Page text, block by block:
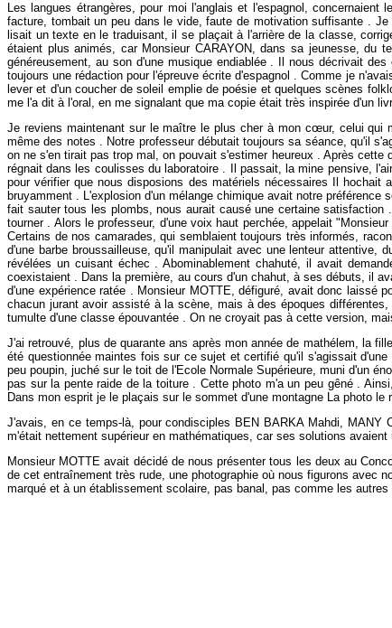
Les langues étrangères, pour moi l'anglais et l'espagnol,
facture, tombait un peu dans le vide, faute de motivation suffisante .
lisait un texte en le traduisant, il se plaçait à l'arrière de la classe,
étaient plus animés, car Monsieur CARAYON, dans sa jeunesse, du
généreusement, au son d'une musique endiablée . Il nous décrivait
toujours une rédaction pour l'épreuve écrite d'espagnol . Comme je
lever et d'un coucher de soleil emplie de poésie et quelques scènes
me l'a dit à l'oral, en me signalant que ma copie était très inspirée d'un
Je reviens maintenant sur le maître le plus cher à mon cœur, celui qui
même des notes . Notre professeur débutait toujours sa séance, qu'il
on ne s'en tirait pas trop mal, on pouvait s'estimer heureux . Après
régnait dans les coulisses du laboratoire . Il passait, la mine pensive,
pour vérifier que nous disposions des matériels nécessaires Il hochait
bruyamment . L'explosion d'un mélange chimique avait notre
fait sauter tous les plombs, nous aurait causé une certaine
tourner . Alors le professeur, d'une voix haut perchée, appelait
Certains de nos camarades, qui semblaient toujours très informés,
d'une barbe broussailleuse, qu'il manipulait avec une lenteur attentive,
révélées un cuisant échec . Abominablement chahuté, il avait
coexistaient . Dans la première, au cours d'un chahut, à ses débuts, il
d'une expérience ratée . Monsieur MOTTE, défiguré, avait donc laissé
chacun jurant avoir assisté à la scène, mais à des époques
tumulte d'une classe épouvantée . On ne croyait pas à cette version,
J'ai retrouvé, plus de quarante ans après mon année de mathélem, la
été questionnée maintes fois sur ce sujet et certifié qu'il s'agissait
peu poupin, juché sur le toit de l'Ecole Normale Supérieure, muni d'un
pas sur la pente raide de la toiture . Cette photo m'a un peu gêné .
Dans mon esprit je le plaçais sur le sommet d'une montagne La photo
J'avais, en ce temps-là, pour condisciples BEN BARKA Mahdi, MANY
m'était nettement supérieur en mathématiques, car ses solutions
Monsieur MOTTE avait décidé de nous présenter tous les deux au
de cet entraînement très rude, une photographie où nous figurons avec
marqué et à un établissement scolaire, pas banal, pas comme les